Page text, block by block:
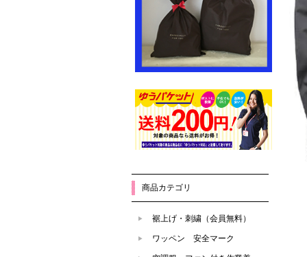
商品カテゴリ
裾上げ・刺繍（会員無料）
ワッペン 安全マーク